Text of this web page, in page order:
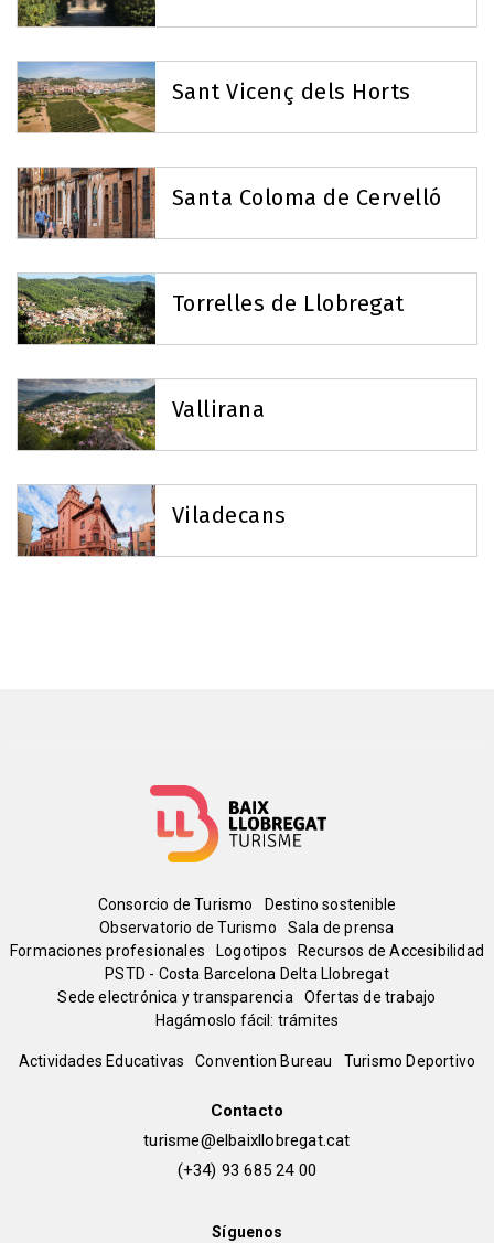
Sant Vicenç dels Horts
Santa Coloma de Cervelló
Torrelles de Llobregat
Vallirana
Viladecans
Menú
del
pie
Consorcio de Turismo
Destino sostenible
Observatorio de Turismo
Sala de prensa
Formaciones profesionales
Logotipos
Recursos de Accesibilidad
PSTD - Costa Barcelona Delta Llobregat
Sede electrónica y transparencia
Ofertas de trabajo
Hagámoslo fácil: trámites
Peu
Actividades Educativas Convention Bureau Turismo Deportivo
Contacto
turisme@elbaixllobregat.cat
(+34) 93 685 24 00
Síguenos